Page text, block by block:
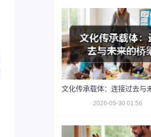
文化传承载体：连接过去与
2026-05-30 01:56